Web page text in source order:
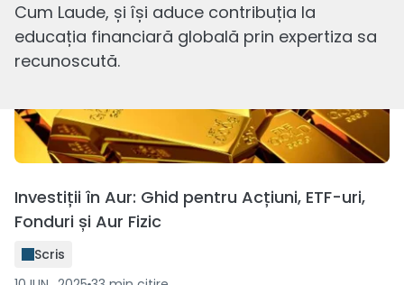
Cum Laude, și își aduce contribuția la
educația financiară globală prin expertiza sa
recunoscută.
17 OCT., 2025 9 min citire
Investiții în Aur: Ghid pentru Acțiuni, ETF-uri,
Fonduri și Aur Fizic
Scris